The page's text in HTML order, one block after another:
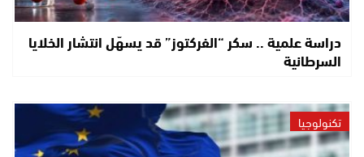
دراسة علمية .. سكر “الفركتوز” قد يسهّل انتشار الخلايا
السرطانية
تكنولوجيا